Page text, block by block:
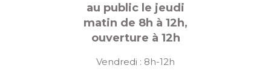
au public le jeudi
matin de 8h à 12h,
ouverture à 12h
Vendredi : 8h-12h